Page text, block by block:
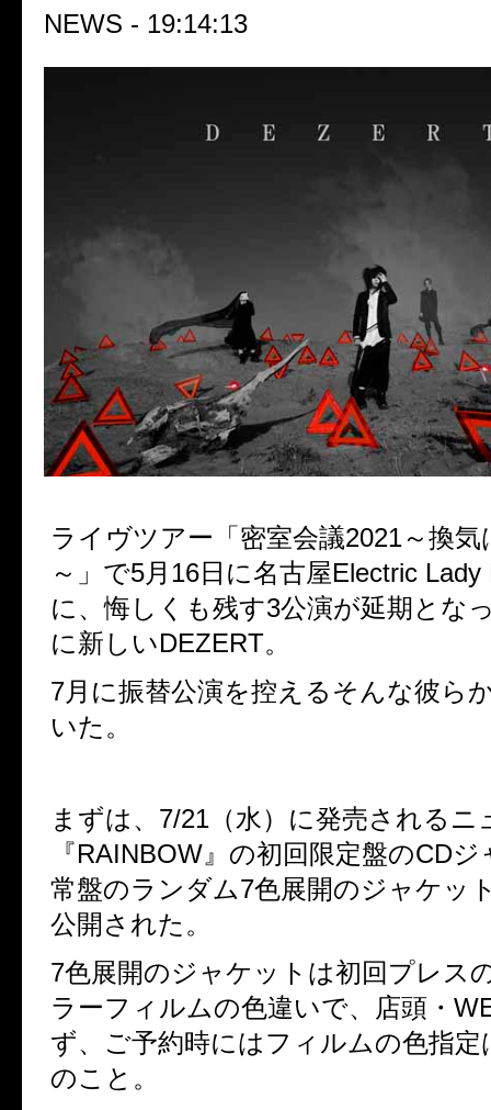
NEWS - 19:14:13
ライヴツアー「密室会議2021～換
～」で5月 16日に名古屋Electric Lady
に、悔しくも残す3公演が延期とな
に新しいDEZERT。
7月に振替公演を控えるそんな彼ら
いた。
まずは、 7/21 （水）に発売される
『RAINBOW 』の初回限定盤のCDジ
常盤のランダム7色展開のジャケッ
公開された。
7色展開のジャケットは初回プレス
ラーフィルムの色違いで、
店頭・
ず、ご予約時にはフィルムの色指定
のこと。